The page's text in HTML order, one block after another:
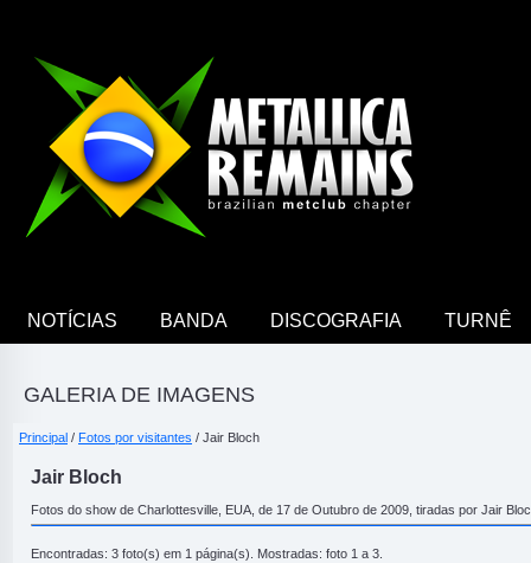
NOTÍCIAS BANDA DISCOGRAFIA TURNÊ
GALERIA DE IMAGENS
Principal / Fotos por visitantes / Jair Bloch
Jair Bloch
Fotos do show de Charlottesville, EUA, de 17 de Outubro de 2009, tiradas por Jair
Encontradas: 3 foto(s) em 1 página(s). Mostradas: foto 1 a 3.